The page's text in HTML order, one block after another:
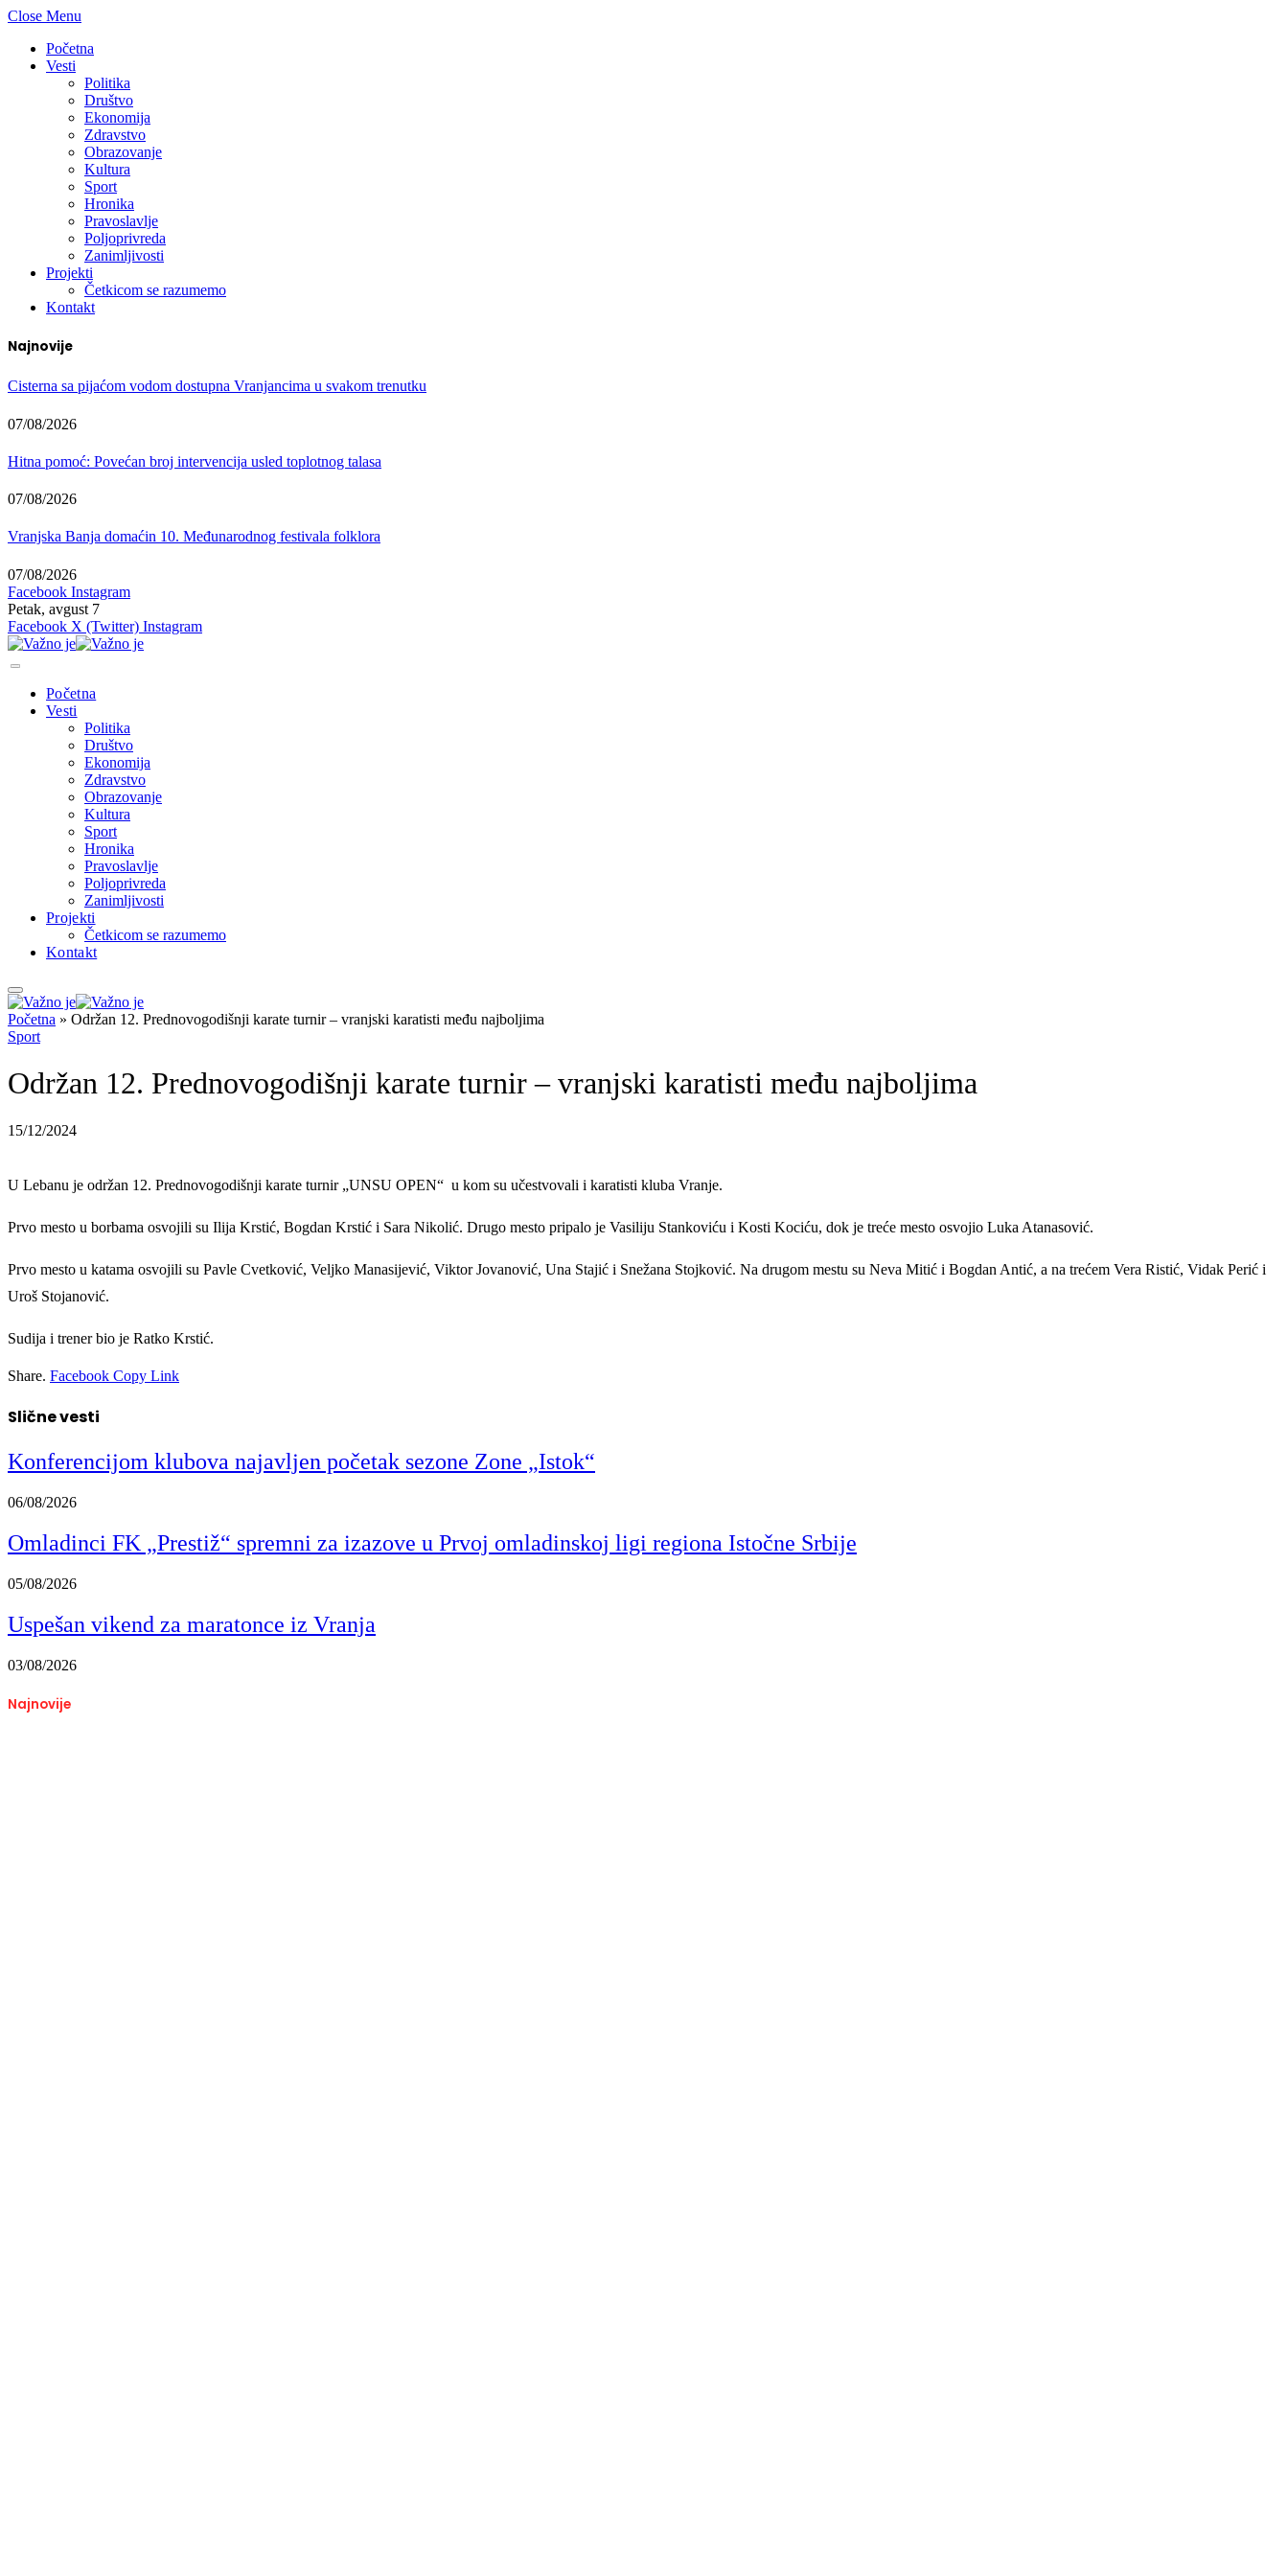
Close Menu
Početna
Vesti
Politika
Društvo
Ekonomija
Zdravstvo
Obrazovanje
Kultura
Sport
Hronika
Pravoslavlje
Poljoprivreda
Zanimljivosti
Projekti
Četkicom se razumemo
Kontakt
Najnovije
Cisterna sa pijaćom vodom dostupna Vranjancima u svakom trenutku
07/08/2026
Hitna pomoć: Povećan broj intervencija usled toplotnog talasa
07/08/2026
Vranjska Banja domaćin 10. Međunarodnog festivala folklora
07/08/2026
Facebook Instagram
Petak, avgust 7
Facebook X (Twitter) Instagram
Početna
Vesti
Politika
Društvo
Ekonomija
Zdravstvo
Obrazovanje
Kultura
Sport
Hronika
Pravoslavlje
Poljoprivreda
Zanimljivosti
Projekti
Četkicom se razumemo
Kontakt
Početna » Održan 12. Prednovogodišnji karate turnir – vranjski karatisti među najboljima
Sport
Održan 12. Prednovogodišnji karate turnir – vranjski karatisti među najboljima
15/12/2024
U Lebanu je održan 12. Prednovogodišnji karate turnir „UNSU OPEN“ u kom su učestvovali i karatisti kluba Vranje.
Prvo mesto u borbama osvojili su Ilija Krstić, Bogdan Krstić i Sara Nikolić. Drugo mesto pripalo je Vasiliju Stankoviću i Kosti Kociću, dok je treće mesto osvojio Luka Atanasović.
Prvo mesto u katama osvojili su Pavle Cvetković, Veljko Manasijević, Viktor Jovanović, Una Stajić i Snežana Stojković. Na drugom mestu su Neva Mitić i Bogdan Antić, a na trećem Vera Ristić, Vidak Perić i
Uroš Stojanović.
Sudija i trener bio je Ratko Krstić.
Share. Facebook Copy Link
Slične vesti
Konferencijom klubova najavljen početak sezone Zone „Istok“
06/08/2026
Omladinci FK „Prestiž“ spremni za izazove u Prvoj omladinskoj ligi regiona Istočne Srbije
05/08/2026
Uspešan vikend za maratonce iz Vranja
03/08/2026
Najnovije